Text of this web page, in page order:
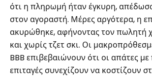
ότι η πληρωμή ήταν έγκυρη,
στον αγοραστή. Μέρες αργότερα, η
ακυρώθηκε, αφήνοντας τον πωλητή
και χωρίς τζετ σκι. Οι
BBB επιβεβαιώνουν ότι οι απάτες
επιταγές συνεχίζουν να κοστίζουν